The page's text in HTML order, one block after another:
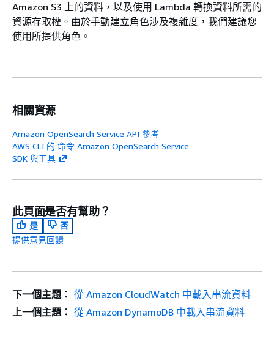
Amazon S3 上的資料，以及使用 Lambda 轉換資料所需的
資源存取權。由於手動建立角色涉及複雜度，我們建議您
使用所提供角色。
相關資源
Amazon OpenSearch Service API 參考
AWS CLI 的 命令 Amazon OpenSearch Service
SDK 與工具
此頁面是否有幫助？
是
否
提供意見回饋
下一個主題： 從 Amazon CloudWatch 中載入串流資料
上一個主題： 從 Amazon DynamoDB 中載入串流資料